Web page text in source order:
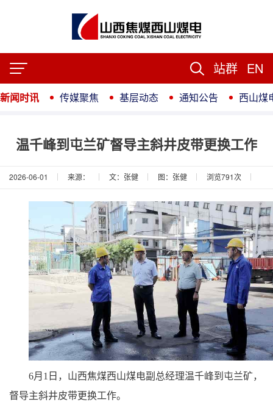
站群 EN
新闻时讯 传媒聚焦 基层动态 通知公告 西山煤
温千峰到屯兰矿督导主斜井皮带更换工作
2026-06-01 来源： 文：张健 图：张健 浏览791次
6月1日，山西焦煤西山煤电副总经理温千峰到屯兰矿，
督导主斜井皮带更换工作。